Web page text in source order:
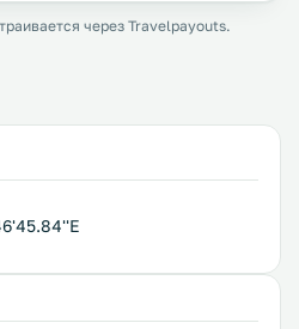
через Travelpayouts.